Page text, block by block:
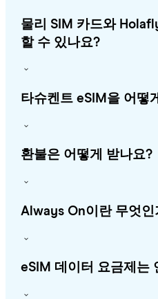
물리 SIM 카드와
할 수 있나요?
타슈켄트 eSIM을 어떻
환불은 어떻게 받나요?
Always On이란 무엇인
eSIM 데이터 요금제는